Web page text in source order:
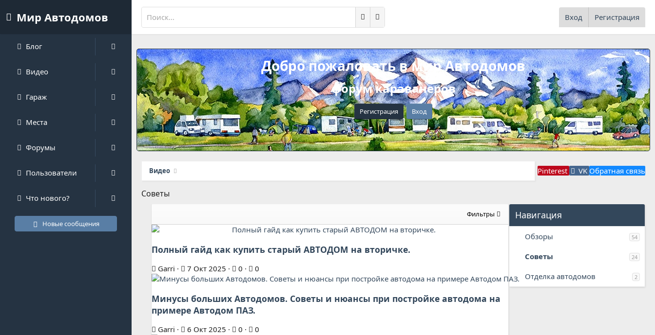
Мир Автодомов Вход Регистрация
Блог
Видео
Гараж
Места
Форумы
Пользователи
Что нового?
Новые сообщения
Добро пожаловать в мир Автодомов
форум караванеров
Регистрация Вход
Видео Pinterest VK Обратная связь
Советы
Фильтры
Полный гайд как купить старый АВТОДОМ на вторичке.
Garri 7 Окт 2025 0 0
Минусы больших Автодомов. Советы и нюансы при постройке автодома на
примере Автодом ПАЗ.
Garri 6 Окт 2025 0 0
Навигация
Обзоры 54
Советы 24
Отделка автодомов 2